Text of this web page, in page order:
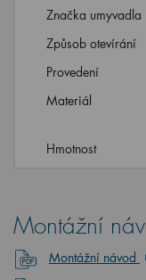
Značka umyvadla
Způsob otevírání
Provedení
Materiál
Hmotnost
Montážní
Montážní návod